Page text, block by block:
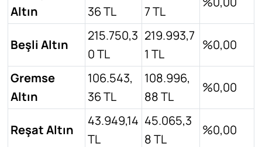
Altın
36 TL
7 TL
Beşli Altın
215.750,3
0 TL
219.993,7
1 TL
%0,00
Gremse
Altın
106.543,
36 TL
108.996,
88 TL
%0,00
Reşat Altın
43.949,14
TL
45.065,3
8 TL
%0,00